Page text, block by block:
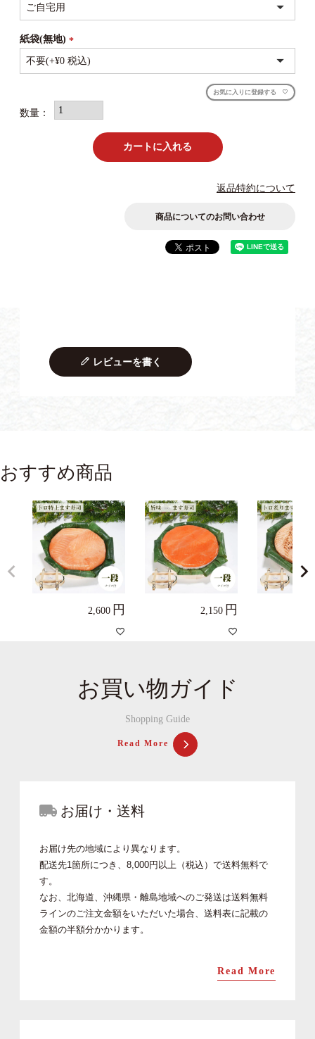
(必
須)
紙袋(無地)
(必
須)
お気に入りに登録する
カートに入れる
返品特約について
商品についてのお問い合わせ
レビューを書く
おすすめ商品
2,600 2,150
お買い物ガイド
Shopping Guide
Read More
お届け・送料
お届け先の地域により異なります。
配送先1箇所につき、8,000円以上（税込）で送料無料で
す。
なお、北海道、沖縄県・離島地域へのご発送は送料無料
ラインのご注文金額をいただいた場合、送料表に記載の
金額の半額分かかります。
Read More